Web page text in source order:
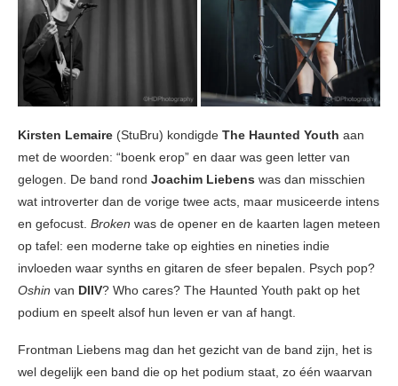
Kirsten Lemaire (StuBru) kondigde The Haunted Youth aan
met de woorden: “boenk erop” en daar was geen letter van
gelogen. De band rond Joachim Liebens was dan misschien
wat introverter dan de vorige twee acts, maar musiceerde intens
en gefocust. Broken was de opener en de kaarten lagen meteen
op tafel: een moderne take op eighties en nineties indie
invloeden waar synths en gitaren de sfeer bepalen. Psych pop?
Oshin van DIIV? Who cares? The Haunted Youth pakt op het
podium en speelt alsof hun leven er van af hangt.
Frontman Liebens mag dan het gezicht van de band zijn, het is
wel degelijk een band die op het podium staat, zo één waarvan